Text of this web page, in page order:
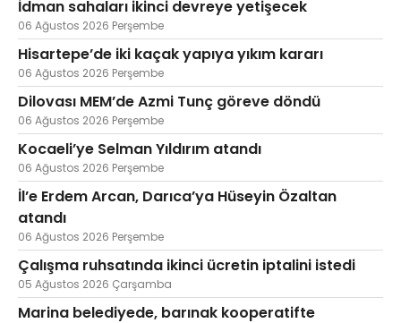
İdman sahaları ikinci devreye yetişecek
06 Ağustos 2026 Perşembe
Hisartepe’de iki kaçak yapıya yıkım kararı
06 Ağustos 2026 Perşembe
Dilovası MEM’de Azmi Tunç göreve döndü
06 Ağustos 2026 Perşembe
Kocaeli’ye Selman Yıldırım atandı
06 Ağustos 2026 Perşembe
İl’e Erdem Arcan, Darıca’ya Hüseyin Özaltan
atandı
06 Ağustos 2026 Perşembe
Çalışma ruhsatında ikinci ücretin iptalini istedi
05 Ağustos 2026 Çarşamba
Marina belediyede, barınak kooperatifte